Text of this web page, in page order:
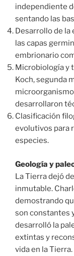
independiente
sentando las
Desarrollo de la
las capas
embrionario
Microbiología y
Koch, segunda
desarrollaron
Clasificación
evolutivos para
especies.
Geología y
La Tierra dejó
inmutable.
demostrando
son constantes
desarrolló la
extintas y
vida en la